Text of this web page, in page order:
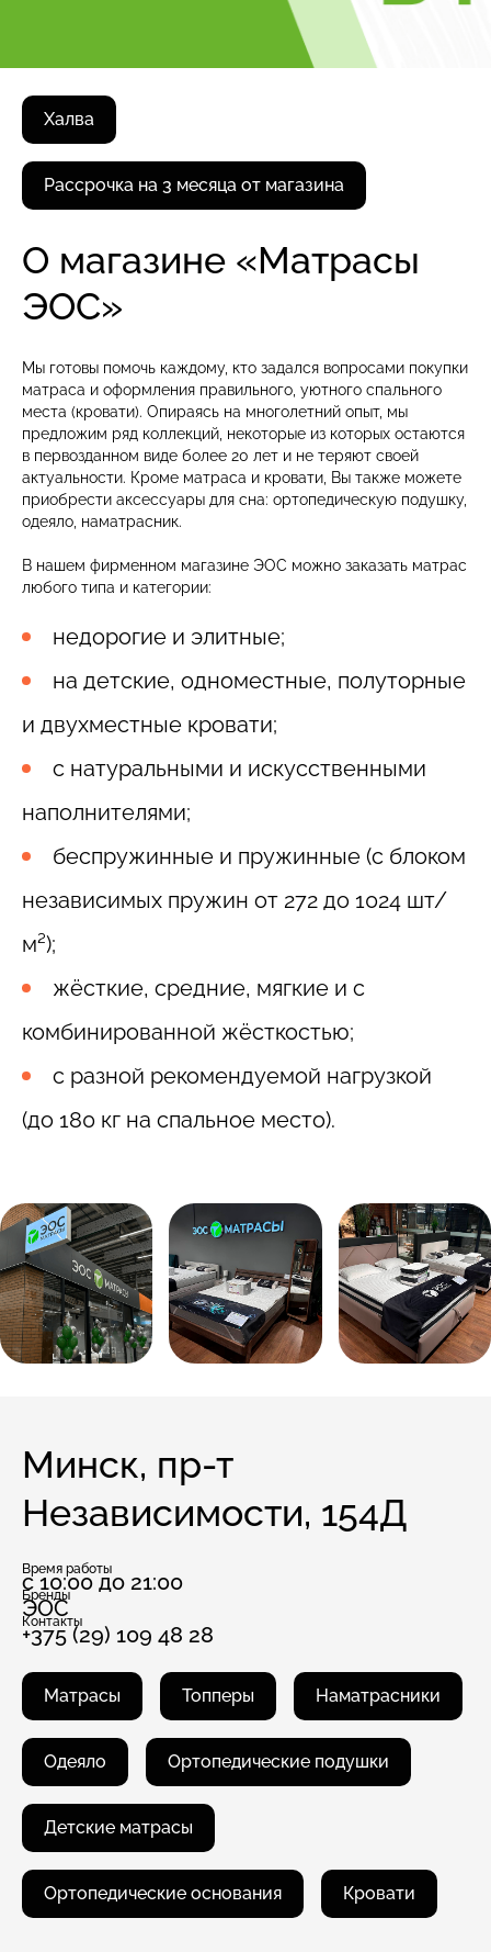
Халва
Рассрочка на 3 месяца от магазина
О магазине «Матрасы
ЭОС»
Мы готовы помочь каждому, кто задался вопросами покупки
матраса и оформления правильного, уютного спального
места (кровати). Опираясь на многолетний опыт, мы
предложим ряд коллекций, некоторые из которых остаются
в первозданном виде более 20 лет и не теряют своей
актуальности. Кроме матраса и кровати, Вы также можете
приобрести аксессуары для сна: ортопедическую подушку,
одеяло, наматрасник.
В нашем фирменном магазине ЭОС можно заказать матрас
любого типа и категории:
недорогие и элитные;
на детские, одноместные, полуторные
и двухместные кровати;
с натуральными и искусственными
наполнителями;
беспружинные и пружинные (с блоком
независимых пружин от 272 до 1024 шт/
м²);
жёсткие, средние, мягкие и с
комбинированной жёсткостью;
с разной рекомендуемой нагрузкой
(до 180 кг на спальное место).
Минск, пр-т
Независимости, 154Д
Время работы
с 10:00 до 21:00
Бренды
ЭОС
Контакты
+375 (29) 109 48 28
Матрасы Топперы Наматрасники
Одеяло Ортопедические подушки
Детские матрасы
Ортопедические основания Кровати